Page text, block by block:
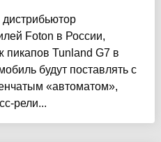
Foton в России,
пикапов Tunland G7 в
будут поставлять с
«автоматом»,
рели...